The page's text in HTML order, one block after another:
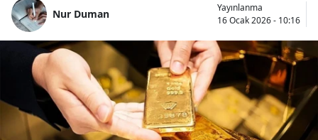
Nur Duman
Yayınlanma
16 Ocak 2026 - 10:16